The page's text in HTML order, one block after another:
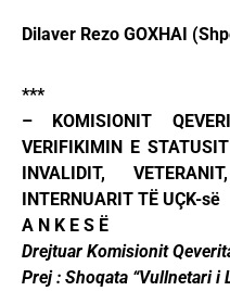
Dilaver Rezo GOXHAI
***
– KOMISIONIT
VERIFIKIMIN E
INVALIDIT,
INTERNUARIT TË UÇK-së
A N K E S Ë
Drejtuar Komisionit
Prej : Shoqata “Vullnetari i